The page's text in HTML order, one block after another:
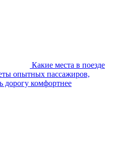
Какие места в поезде
опытных пассажиров,
дорогу комфортнее